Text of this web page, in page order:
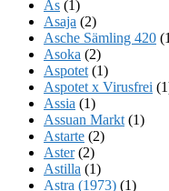
As (1)
Asaja (2)
Asche Sämling 420
Asoka (2)
Aspotet (1)
Aspotet x Virusfrei
Assia (1)
Assuan Markt (1)
Astarte (2)
Aster(2)
Astilla (1)
Astra (1973) (1)